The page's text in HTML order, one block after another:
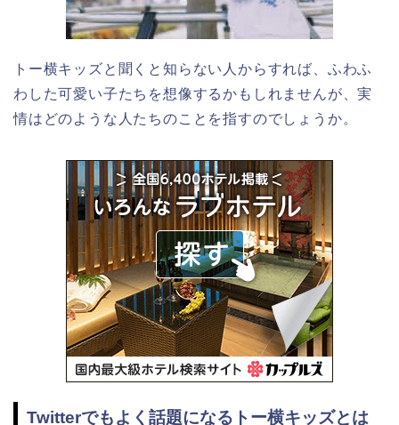
トー横キッズと聞くと知らない人からすれば、ふわふ
わした可愛い子たちを想像するかもしれませんが、実
情はどのような人たちのことを指すのでしょうか。
Twitterでもよく話題になるトー横キッズとは